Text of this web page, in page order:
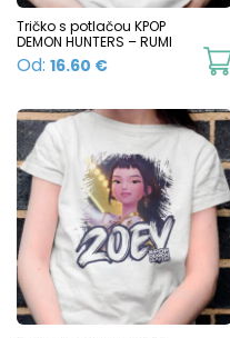
Tričko s potlačou KPOP
DEMON HUNTERS – RUMI
Od: 16.60 €